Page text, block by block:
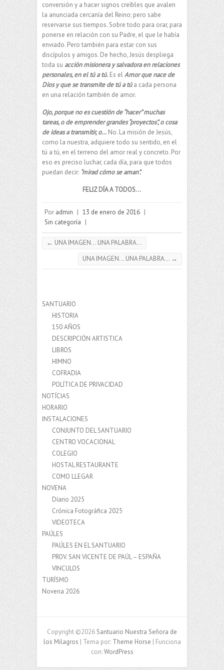
conversión y a hacer signos creíbles que avalen
la anunciada cercanía del Reino; pero sabe
reservarse sus tiempos. Sobre todo para orar, para
ponerse en relación con su Padre, el que le había
enviado. Pero también para estar con sus
discípulos y amigos. De hecho, Jesús despliega
toda su acción misionera y salvadora en relaciones
personales, en el tú a tú. Es elAmor que nace de
Dios y que se transmite de tú a túa cada persona
en una relación también de amor.
Ojo, porque no es cuestión de “hacer” muchas
tareas, o de emprender grandes “proyectos”, o cosa
de ideas a transmitir, o… No. La misión de Jesús,
como la nuestra, adquiere todo su sentido, en el
tú a tú, en el terreno del amor real y concreto. Por
eso es preciso luchar, cada día, para que todos
puedan decir: “mirad cómo se aman”.
FELIZ DÍA A TODOS…
Por admin | 13 de enero de 2016 |
Sin categoría |
← UNA IMAGEN… UNA PALABRA…
UNA IMAGEN… UNA PALABRA… →
SANTUARIO
HISTORIA
150 AÑOS
DESCRIPCIÓN ARTISTICA
LIBROS
HIMNO
COFRADIA
POLÍTICA DE PRIVACIDAD
NOTÍCIAS
HORARIO
INSTALACIONES
CONJUNTO DEL SANTUARIO
CENTRO VOCACIONAL
COLEGIO
HOSTAL RESTAURANTE
COMO LLEGAR
NOVENA
Díario 2025
Crónica Fotográfica 2025
VIDEOTECA
PAÚLES
PAÚLES EN EL SANTUARIO
PROV. SAN VICENTE DE PAÚL – ESPAÑA
VINCULOS
TURÍSMO
Novena 2026
Copyright ©2026 Santuario Nuestra Señora de
los Milagros | Tema por: Theme Horse | Funciona
con:WordPress